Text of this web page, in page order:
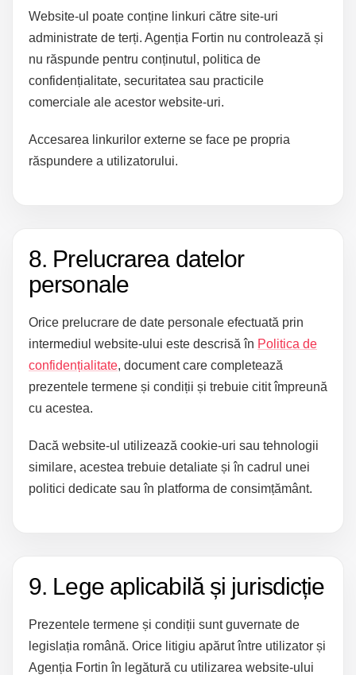
Website-ul poate conține linkuri către site-uri
administrate de terți. Agenția Fortin nu controlează și
nu răspunde pentru conținutul, politica de
confidențialitate, securitatea sau practicile
comerciale ale acestor website-uri.
Accesarea linkurilor externe se face pe propria
răspundere a utilizatorului.
8. Prelucrarea datelor
personale
Orice prelucrare de date personale efectuată prin
intermediul website-ului este descrisă în Politica de
confidențialitate, document care completează
prezentele termene și condiții și trebuie citit împreună
cu acestea.
Dacă website-ul utilizează cookie-uri sau tehnologii
similare, acestea trebuie detaliate și în cadrul unei
politici dedicate sau în platforma de consimțământ.
9. Lege aplicabilă și jurisdicție
Prezentele termene și condiții sunt guvernate de
legislația română. Orice litigiu apărut între utilizator și
Agenția Fortin în legătură cu utilizarea website-ului